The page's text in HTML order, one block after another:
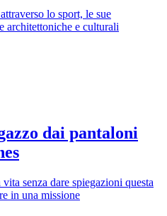
lo sport, le sue
architettoniche e culturali
dai pantaloni
senza dare spiegazioni questa
in una missione